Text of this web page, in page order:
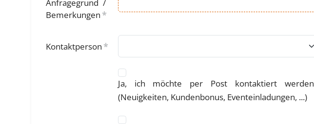
Anfragegrund /
Bemerkungen *
Kontaktperson *
Ja, ich möchte per Post kontaktiert werden
(Neuigkeiten, Kundenbonus, Eventeinladungen, ...)